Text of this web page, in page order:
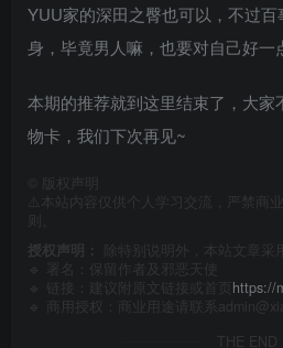
YUU家的深田之臀也可以，不过
身，毕竟男人嘛，也要对自己好一
本期的推荐就到这里结束了，大
物卡，我们下次再见~
版权声明
⚠️本站内容仅供个人学习交流，严禁商
授权声明：
除特别说明外，本站文章采用
🔹 署名：保留作者及 邪恶天使
🔹 链接：建议附原文链接或首页 https://
🔹 商用授权：商业用途请联系
THE END